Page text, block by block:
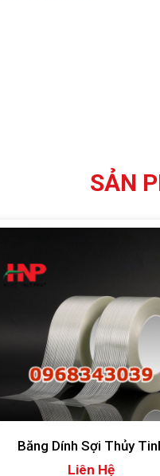
SẢN
Băng Dính Sợi Thủy
150micron
Liên Hệ